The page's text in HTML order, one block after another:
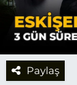
Paylaş